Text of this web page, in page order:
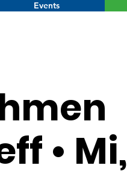
Events
• Mi,